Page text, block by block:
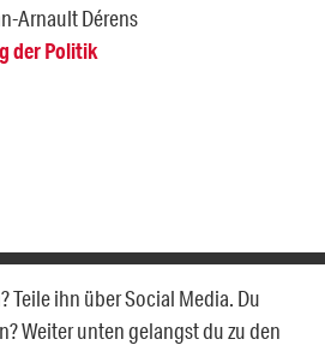
Arnault Dérens
der Politik
Teile ihn über Social Media. Du
Weiter unten gelangst du zu den